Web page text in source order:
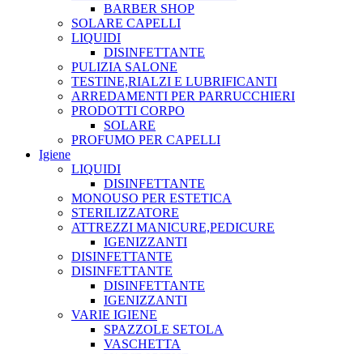
BARBER SHOP
SOLARE CAPELLI
LIQUIDI
DISINFETTANTE
PULIZIA SALONE
TESTINE,RIALZI E LUBRIFICANTI
ARREDAMENTI PER PARRUCCHIERI
PRODOTTI CORPO
SOLARE
PROFUMO PER CAPELLI
Igiene
LIQUIDI
DISINFETTANTE
MONOUSO PER ESTETICA
STERILIZZATORE
ATTREZZI MANICURE,PEDICURE
IGENIZZANTI
DISINFETTANTE
DISINFETTANTE
DISINFETTANTE
IGENIZZANTI
VARIE IGIENE
SPAZZOLE SETOLA
VASCHETTA